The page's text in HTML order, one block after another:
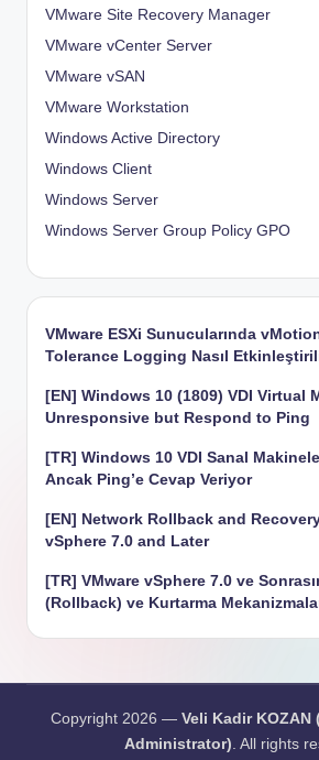
VMware Site Recovery Manager
VMware vCenter Server
VMware vSAN
VMware Workstation
Windows Active Directory
Windows Client
Windows Server
Windows Server Group Policy GPO
VMware ESXi Sunucularında
Tolerance Logging Nasıl
[EN] Windows 10 (1809) VDI Virtual
Unresponsive but Respond to Ping
[TR] Windows 10 VDI Sanal
Ancak Ping’e Cevap Veriyor
[EN] Network Rollback and
vSphere 7.0 and Later
[TR] VMware vSphere 7.0 ve
(Rollback) ve Kurtarma
Copyright 2026 — Veli Kadir
Administrator). All rights